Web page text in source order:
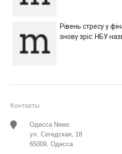
Рівень стресу у
знову зріс: НБУ
Контакты
Одесса News
ул. Сегедская, 18
65009, Одесса